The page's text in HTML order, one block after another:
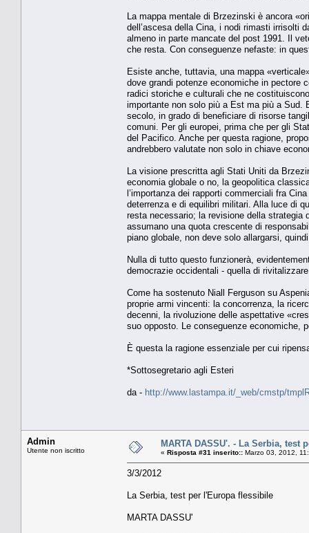
La mappa mentale di Brzezinski è ancora
dell’ascesa della Cina, i nodi rimasti irrisolti
almeno in parte mancate del post 1991. Il
che resta. Con conseguenze nefaste: in
Esiste anche, tuttavia, una mappa
dove grandi potenze economiche in pectore
radici storiche e culturali che ne
importante non solo più a Est ma più a Sud.
secolo, in grado di beneficiare di risorse
comuni. Per gli europei, prima che per gli
del Pacifico. Anche per questa ragione,
andrebbero valutate non solo in chiave
La visione prescritta agli Stati Uniti da
economia globale o no, la geopolitica
l’importanza dei rapporti commerciali fra
deterrenza e di equilibri militari. Alla luce di
resta necessario; la revisione della strategia
assumano una quota crescente di
piano globale, non deve solo allargarsi,
Nulla di tutto questo funzionerà,
democrazie occidentali - quella di
Come ha sostenuto Niall Ferguson su
proprie armi vincenti: la concorrenza, la
decenni, la rivoluzione delle aspettative
suo opposto. Le conseguenze economiche,
È questa la ragione essenziale per cui
*Sottosegretario agli Esteri
da - http://www.lastampa.it/_web/cmstp/
Admin
Utente non iscritto
MARTA DASSU'. - La Serbia, test
« Risposta #31 inserito:: Marzo 03, 2012,
3/3/2012
La Serbia, test per l'Europa flessibile
MARTA DASSU'